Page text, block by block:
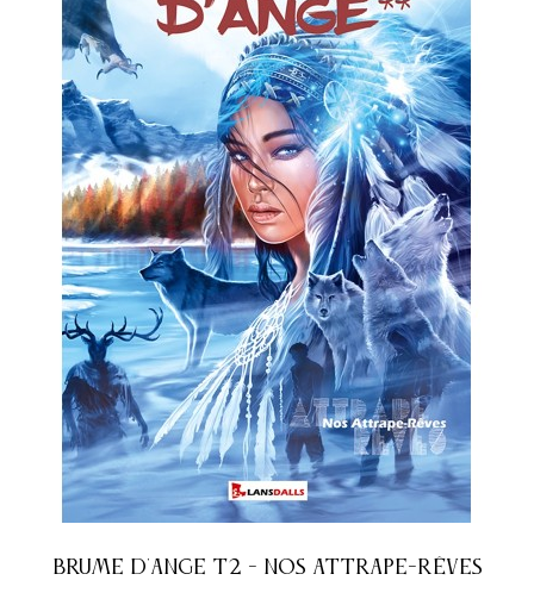
BRUME D'ANGE T2 - NOS ATTRAPE-RÊVES